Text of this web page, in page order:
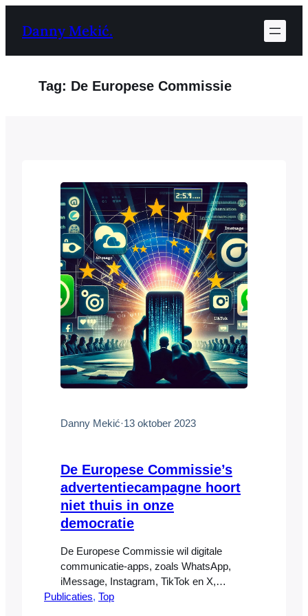
naarDanny Mekić.
Tag: De Europese Commissie
Danny Mekić·13 oktober 2023
De Europese Commissie’s
advertentiecampagne hoort
niet thuis in onze
democratie
De Europese Commissie wil digitale
communicatie-apps, zoals WhatsApp,
iMessage, Instagram, TikTok en X,
veranderen in massasurveillance-
Publicaties, Top